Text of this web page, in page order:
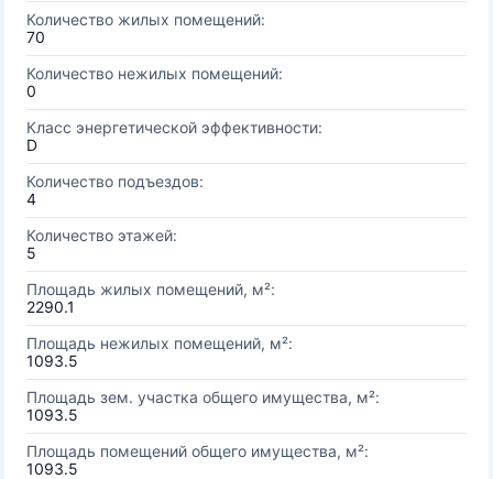
Количество жилых помещений:
70
Количество нежилых помещений:
0
Класс энергетической эффективности:
D
Количество подъездов:
4
Количество этажей:
5
Площадь жилых помещений, м²:
2290.1
Площадь нежилых помещений, м²:
1093.5
Площадь зем. участка общего имущества, м²:
1093.5
Площадь помещений общего имущества, м²:
1093.5